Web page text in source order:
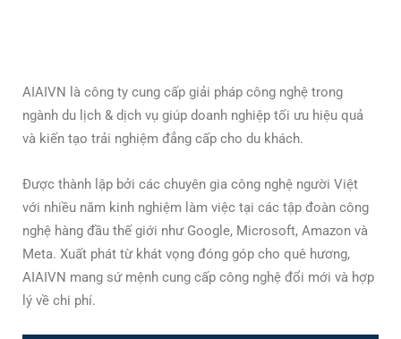
AIAIVN là công ty cung cấp giải pháp công nghệ trong
ngành du lịch & dịch vụ giúp doanh nghiệp tối ưu hiệu quả
và kiến tạo trải nghiệm đẳng cấp cho du khách.
Được thành lập bởi các chuyên gia công nghệ người Việt
với nhiều năm kinh nghiệm làm việc tại các tập đoàn công
nghệ hàng đầu thế giới như Google, Microsoft, Amazon và
Meta. Xuất phát từ khát vọng đóng góp cho quê hương,
AIAIVN mang sứ mệnh cung cấp công nghệ đổi mới và hợp
lý về chi phí.